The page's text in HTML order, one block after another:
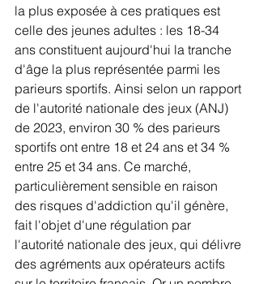
la plus exposée à ces pratiques est
celle des jeunes adultes : les 18-34
ans constituent aujourd'hui la tranche
d'âge la plus représentée parmi les
parieurs sportifs. Ainsi selon un rapport
de l'autorité nationale des jeux (ANJ)
de 2023, environ 30 % des parieurs
sportifs ont entre 18 et 24 ans et 34 %
entre 25 et 34 ans. Ce marché,
particulièrement sensible en raison
des risques d'addiction qu'il génère,
fait l'objet d'une régulation par
l'autorité nationale des jeux, qui délivre
des agréments aux opérateurs actifs